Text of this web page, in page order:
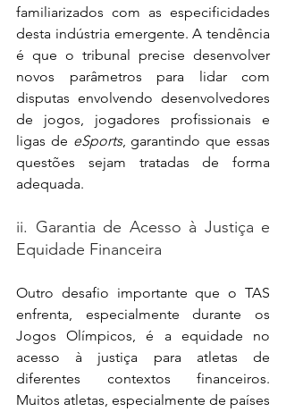
familiarizados com as especificidades
desta indústria emergente. A tendência
é que o tribunal precise desenvolver
novos parâmetros para lidar com
disputas envolvendo desenvolvedores
de jogos, jogadores profissionais e
ligas de eSports, garantindo que essas
questões sejam tratadas de forma
adequada.
ii. Garantia de Acesso à Justiça e
Equidade Financeira
Outro desafio importante que o TAS
enfrenta, especialmente durante os
Jogos Olímpicos, é a equidade no
acesso à justiça para atletas de
diferentes contextos financeiros.
Muitos atletas, especialmente de países